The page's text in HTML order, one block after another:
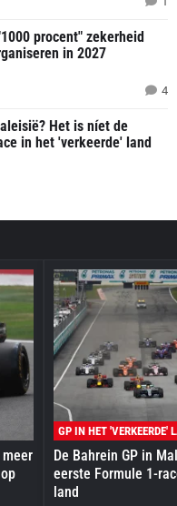
procent" zekerheid
in 2027
4
Het is níet de
in het 'verkeerde' land
GP IN HET 'VERKEERDE'
De Bahrein GP in
eerste Formule 1-
land